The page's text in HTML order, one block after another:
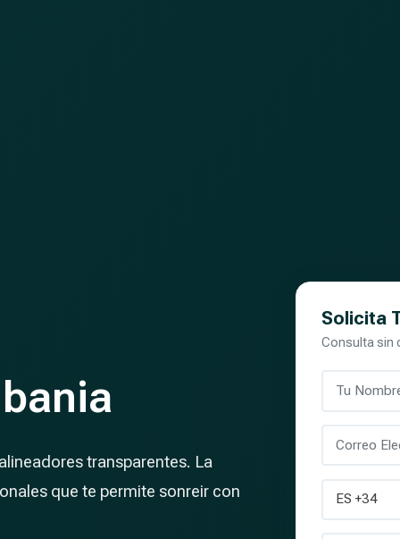
transparentes. La
que te permite sonreir con
Solicita
Consulta sin